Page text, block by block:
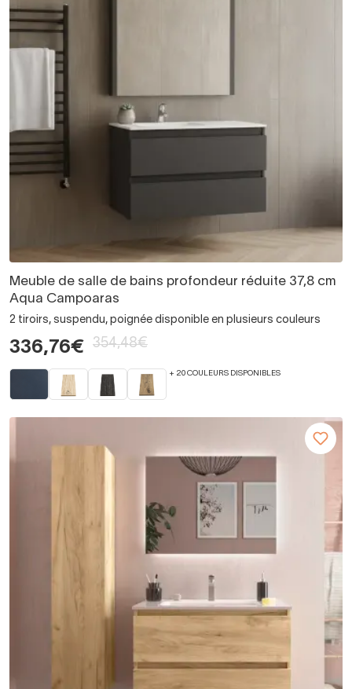
Meuble de salle de bains profondeur réduite 37,8 cm
Aqua Campoaras
2 tiroirs, suspendu, poignée disponible en plusieurs couleurs
336,76€ 354,48€
+ 20 COULEURS DISPONIBLES